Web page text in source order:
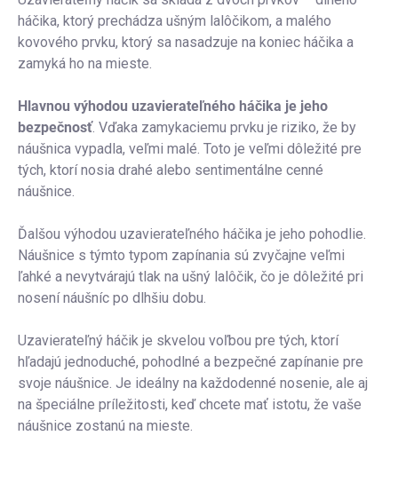
háčika, ktorý prechádza ušným lalôčikom, a malého
kovového prvku, ktorý sa nasadzuje na koniec háčika a
zamyká ho na mieste.
Hlavnou výhodou uzavierateľného háčika je jeho
bezpečnosť. Vďaka zamykaciemu prvku je riziko, že by
náušnica vypadla, veľmi malé. Toto je veľmi dôležité pre
tých, ktorí nosia drahé alebo sentimentálne cenné
náušnice.
Ďalšou výhodou uzavierateľného háčika je jeho pohodlie.
Náušnice s týmto typom zapínania sú zvyčajne veľmi
ľahké a nevytvárajú tlak na ušný lalôčik, čo je dôležité pri
nosení náušníc po dlhšiu dobu.
Uzavierateľný háčik je skvelou voľbou pre tých, ktorí
hľadajú jednoduché, pohodlné a bezpečné zapínanie pre
svoje náušnice. Je ideálny na každodenné nosenie, ale aj
na špeciálne príležitosti, keď chcete mať istotu, že vaše
náušnice zostanú na mieste.